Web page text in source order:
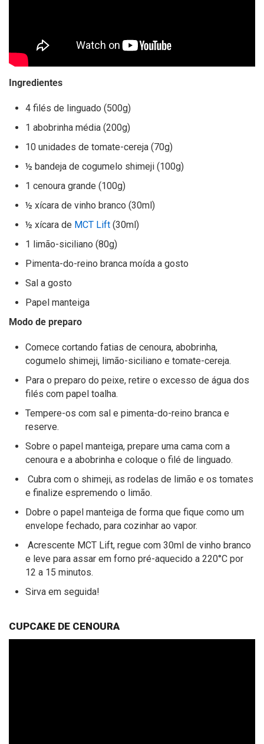
Ingredientes
4 filés de linguado (500g)
1 abobrinha média (200g)
10 unidades de tomate-cereja (70g)
½ bandeja de cogumelo shimeji (100g)
1 cenoura grande (100g)
½ xícara de vinho branco (30ml)
½ xícara de MCT Lift (30ml)
1 limão-siciliano (80g)
Pimenta-do-reino branca moída a gosto
Sal a gosto
Papel manteiga
Modo de preparo
Comece cortando fatias de cenoura, abobrinha,
cogumelo shimeji, limão-siciliano e tomate-cereja.
Para o preparo do peixe, retire o excesso de água dos
filés com papel toalha.
Tempere-os com sal e pimenta-do-reino branca e
reserve.
Sobre o papel manteiga, prepare uma cama com a
cenoura e a abobrinha e coloque o filé de linguado.
Cubra com o shimeji, as rodelas de limão e os tomates
e finalize espremendo o limão.
Dobre o papel manteiga de forma que fique como um
envelope fechado, para cozinhar ao vapor.
Acrescente MCT Lift, regue com 30ml de vinho branco
e leve para assar em forno pré-aquecido a 220°C por
12 a 15 minutos.
Sirva em seguida!
CUPCAKE DE CENOURA